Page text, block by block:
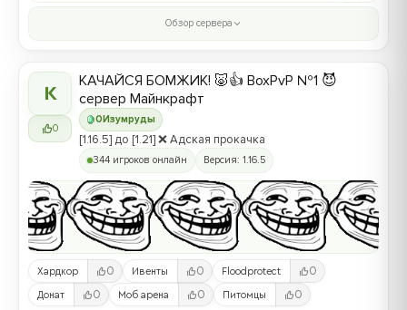
Обзор сервера
К
0
0 Изумруды
КАЧАЙСЯ БОМЖИК! 🐷👍 BoxPvP №1 😈
сервер Майнкрафт
[1.16.5] до [1.21] ❌ Адская прокачка
344 игроков онлайн Версия: 1.16.5
Хардкор 0 Ивенты 0 Floodprotect 0
Донат 0 Моб арена 0 Питомцы 0